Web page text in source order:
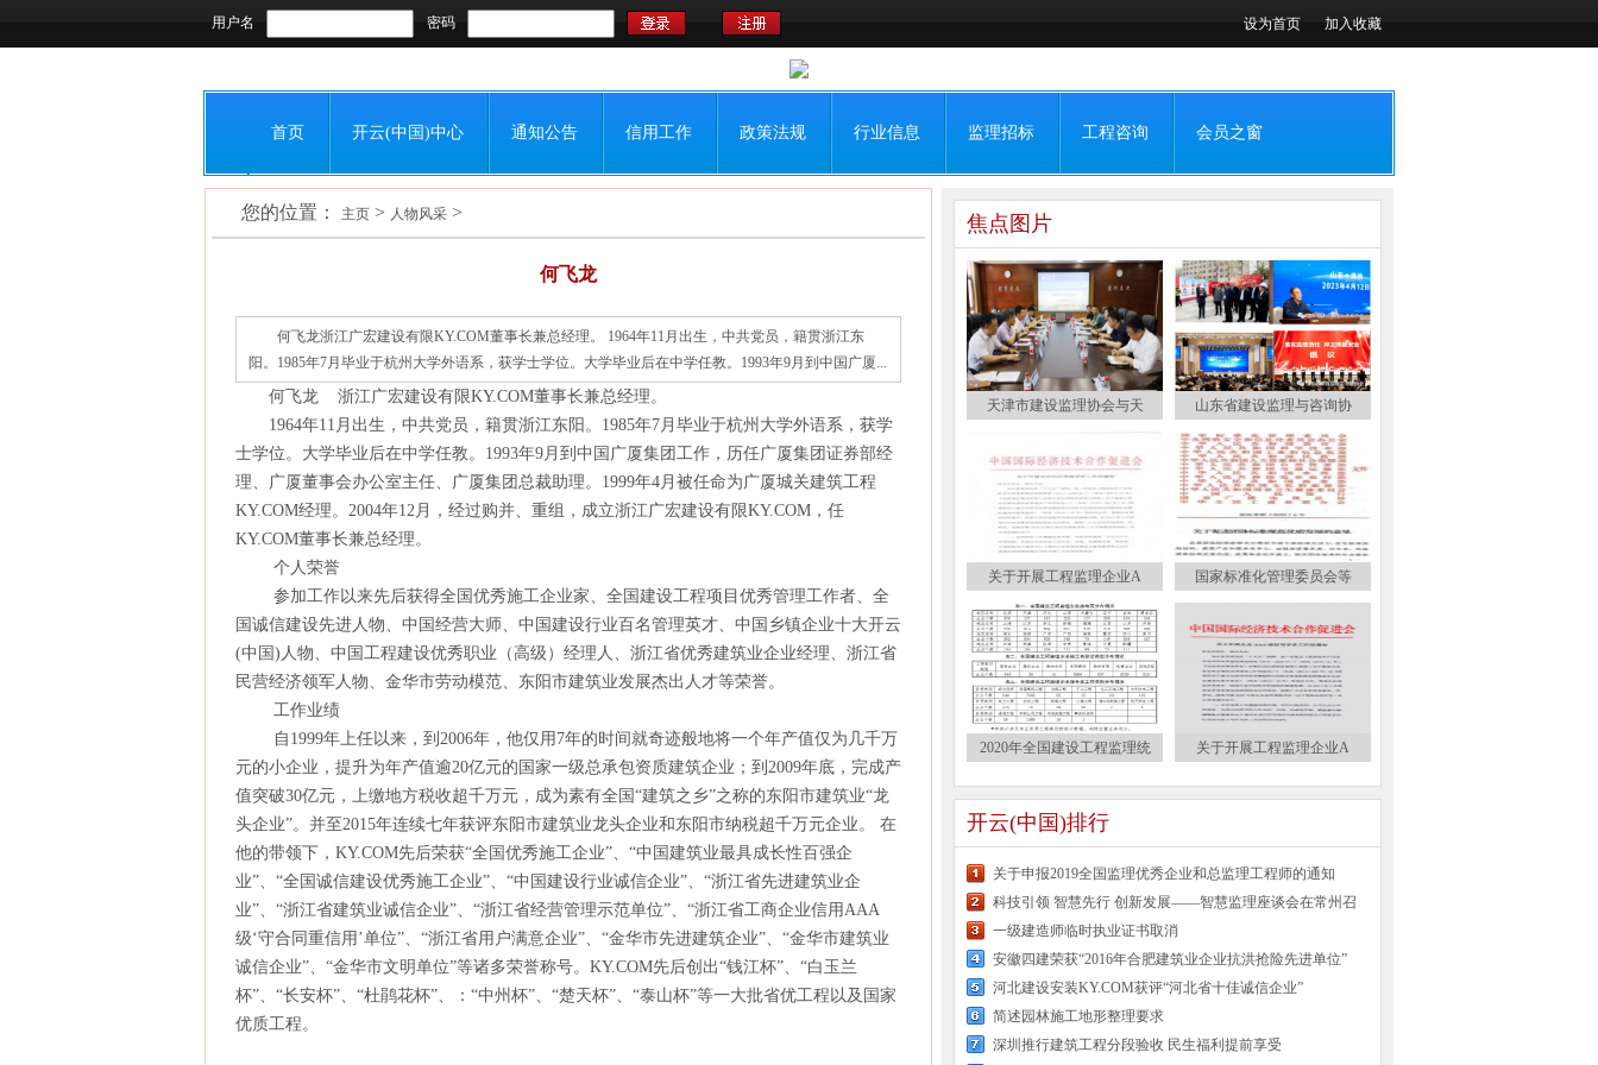
用户名 密码 设为首页 加入收藏
首页 开云(中国)中心 通知公告 信用工作 政策法规 行业信息 监理招标 工程咨询 会员之窗
联系我们
您的位置： 主页 > 人物风采 >
何飞龙
何飞龙浙江广宏建设有限KY.COM董事长兼总经理。 1964年11月出生，中共党员，籍贯浙江东
阳。1985年7月毕业于杭州大学外语系，获学士学位。大学毕业后在中学任教。1993年9月到中国广厦...
何飞龙 浙江广宏建设有限KY.COM董事长兼总经理。
1964年11月出生，中共党员，籍贯浙江东阳。1985年7月毕业于杭州大学外语系，获学
士学位。大学毕业后在中学任教。1993年9月到中国广厦集团工作，历任广厦集团证券部经
理、广厦董事会办公室主任、广厦集团总裁助理。1999年4月被任命为广厦城关建筑工程
KY.COM经理。2004年12月，经过购并、重组，成立浙江广宏建设有限KY.COM，任
KY.COM董事长兼总经理。
个人荣誉
参加工作以来先后获得全国优秀施工企业家、全国建设工程项目优秀管理工作者、全
国诚信建设先进人物、中国经营大师、中国建设行业百名管理英才、中国乡镇企业十大开云
(中国)人物、中国工程建设优秀职业（高级）经理人、浙江省优秀建筑业企业经理、浙江省
民营经济领军人物、金华市劳动模范、东阳市建筑业发展杰出人才等荣誉。
工作业绩
自1999年上任以来，到2006年，他仅用7年的时间就奇迹般地将一个年产值仅为几千万
元的小企业，提升为年产值逾20亿元的国家一级总承包资质建筑企业；到2009年底，完成产
值突破30亿元，上缴地方税收超千万元，成为素有全国“建筑之乡”之称的东阳市建筑业“龙
头企业”。并至2015年连续七年获评东阳市建筑业龙头企业和东阳市纳税超千万元企业。 在
他的带领下，KY.COM先后荣获“全国优秀施工企业”、“中国建筑业最具成长性百强企
业”、“全国诚信建设优秀施工企业”、“中国建设行业诚信企业”、“浙江省先进建筑业企
业”、“浙江省建筑业诚信企业”、“浙江省经营管理示范单位”、“浙江省工商企业信用AAA
级‘守合同重信用’单位”、“浙江省用户满意企业”、“金华市先进建筑企业”、“金华市建筑业
诚信企业”、“金华市文明单位”等诸多荣誉称号。KY.COM先后创出“钱江杯”、“白玉兰
杯”、“长安杯”、“杜鹃花杯”、：“中州杯”、“楚天杯”、“泰山杯”等一大批省优工程以及国家
优质工程。
焦点图片
天津市建设监理协会与天 山东省建设监理与咨询协
关于开展工程监理企业A 国家标准化管理委员会等
2020年全国建设工程监理统 关于开展工程监理企业A
开云(中国)排行
关于申报2019全国监理优秀企业和总监理工程师的通知
科技引领 智慧先行 创新发展——智慧监理座谈会在常州召
一级建造师临时执业证书取消
安徽四建荣获“2016年合肥建筑业企业抗洪抢险先进单位”
河北建设安装KY.COM获评“河北省十佳诚信企业”
简述园林施工地形整理要求
深圳推行建筑工程分段验收 民生福利提前享受